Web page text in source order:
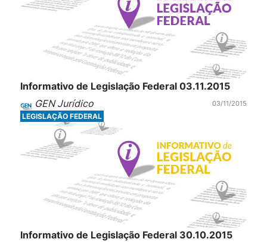
Informativo de Legislação Federal 03.11.2015
GEN Jurídico
03/11/2015
LEGISLAÇÃO FEDERAL
Informativo de Legislação Federal 30.10.2015